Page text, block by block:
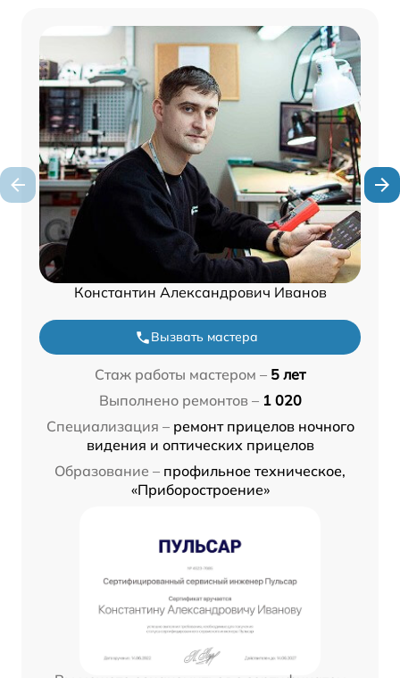
Константин Александрович Иванов
Вызвать мастера
Стаж работы мастером – 5 лет
Выполнено ремонтов – 1 020
Специализация – ремонт прицелов ночного
видения и оптических прицелов
Образование – профильное техническое,
«Приборостроение»